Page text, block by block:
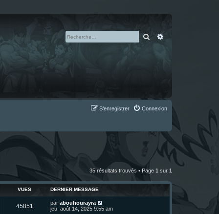
Rechercher
Connexion
S’enregistrer
35 résultats trouvés • Page 1 sur 1
VUES DERNIER MESSAGE
45851
D
e
par abouhourayra
jeu. août 14, 2025 9:55 am